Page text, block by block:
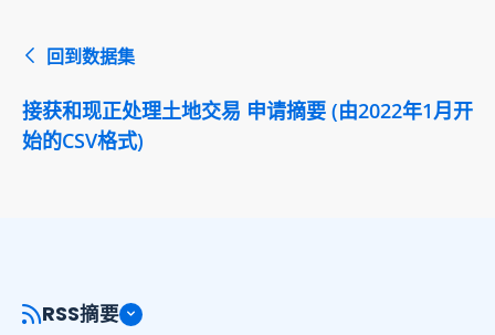
回到数据集
接获和现正处理土地交易 申请摘要 (由2022年1月开
始的CSV格式)
RSS摘要